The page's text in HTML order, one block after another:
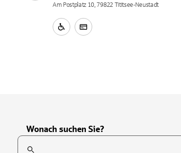
Am Postplatz 10, 79822 Tititsee-Neustadt
Wonach suchen Sie?
Suchfeld